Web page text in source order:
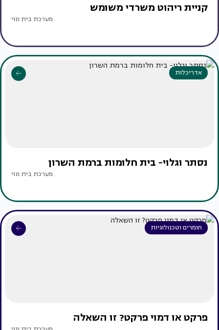
קניית ריהוט משרדי משומש
מערכת בית ונוי
אדריכלות
נסתר וגלוי- בית חלומות ברמת השרון
מערכת בית ונוי
חומרים וטכנולוגיות
פרקט או דמוי פרקט? זו השאלה